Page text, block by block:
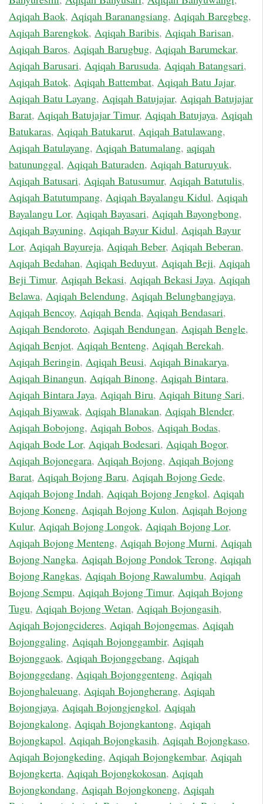
Aqiqah Baok, Aqiqah Baranangsiang, Aqiqah Baregbeg,
Aqiqah Barengkok, Aqiqah Baribis, Aqiqah Barisan,
Aqiqah Baros, Aqiqah Barugbug, Aqiqah Barumekar,
Aqiqah Barusari, Aqiqah Barusuda, Aqiqah Batangsari,
Aqiqah Batok, Aqiqah Battembat, Aqiqah Batu Jajar,
Aqiqah Batu Layang, Aqiqah Batujajar, Aqiqah Batujajar
Barat, Aqiqah Batujajar Timur, Aqiqah Batujaya, Aqiqah
Batukaras, Aqiqah Batukarut, Aqiqah Batulawang,
Aqiqah Batulayang, Aqiqah Batumalang, aqiqah
batununggal, Aqiqah Baturaden, Aqiqah Baturuyuk,
Aqiqah Batusari, Aqiqah Batusumur, Aqiqah Batutulis,
Aqiqah Batutumpang, Aqiqah Bayalangu Kidul, Aqiqah
Bayalangu Lor, Aqiqah Bayasari, Aqiqah Bayongbong,
Aqiqah Bayuning, Aqiqah Bayur Kidul, Aqiqah Bayur
Lor, Aqiqah Bayureja, Aqiqah Beber, Aqiqah Beberan,
Aqiqah Bedahan, Aqiqah Beduyut, Aqiqah Beji, Aqiqah
Beji Timur, Aqiqah Bekasi, Aqiqah Bekasi Jaya, Aqiqah
Belawa, Aqiqah Belendung, Aqiqah Belungbangjaya,
Aqiqah Bencoy, Aqiqah Benda, Aqiqah Bendasari,
Aqiqah Bendoroto, Aqiqah Bendungan, Aqiqah Bengle,
Aqiqah Benjot, Aqiqah Benteng, Aqiqah Berekah,
Aqiqah Beringin, Aqiqah Beusi, Aqiqah Binakarya,
Aqiqah Binangun, Aqiqah Binong, Aqiqah Bintara,
Aqiqah Bintara Jaya, Aqiqah Biru, Aqiqah Bitung Sari,
Aqiqah Biyawak, Aqiqah Blanakan, Aqiqah Blender,
Aqiqah Bobojong, Aqiqah Bobos, Aqiqah Bodas,
Aqiqah Bode Lor, Aqiqah Bodesari, Aqiqah Bogor,
Aqiqah Bojonegara, Aqiqah Bojong, Aqiqah Bojong
Barat, Aqiqah Bojong Baru, Aqiqah Bojong Gede,
Aqiqah Bojong Indah, Aqiqah Bojong Jengkol, Aqiqah
Bojong Koneng, Aqiqah Bojong Kulon, Aqiqah Bojong
Kulur, Aqiqah Bojong Longok, Aqiqah Bojong Lor,
Aqiqah Bojong Menteng, Aqiqah Bojong Murni, Aqiqah
Bojong Nangka, Aqiqah Bojong Pondok Terong, Aqiqah
Bojong Rangkas, Aqiqah Bojong Rawalumbu, Aqiqah
Bojong Sempu, Aqiqah Bojong Timur, Aqiqah Bojong
Tugu, Aqiqah Bojong Wetan, Aqiqah Bojongasih,
Aqiqah Bojongcideres, Aqiqah Bojongemas, Aqiqah
Bojonggaling, Aqiqah Bojonggambir, Aqiqah
Bojonggaok, Aqiqah Bojonggebang, Aqiqah
Bojonggedang, Aqiqah Bojonggenteng, Aqiqah
Bojonghaleuang, Aqiqah Bojongherang, Aqiqah
Bojongjaya, Aqiqah Bojongjengkol, Aqiqah
Bojongkalong, Aqiqah Bojongkantong, Aqiqah
Bojongkapol, Aqiqah Bojongkasih, Aqiqah Bojongkaso,
Aqiqah Bojongkeding, Aqiqah Bojongkembar, Aqiqah
Bojongkerta, Aqiqah Bojongkokosan, Aqiqah
Bojongkondang, Aqiqah Bojongkoneng, Aqiqah